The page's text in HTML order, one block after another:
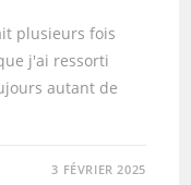
plusieurs fois
j'ai ressorti
autant de
3 FÉVRIER 2025